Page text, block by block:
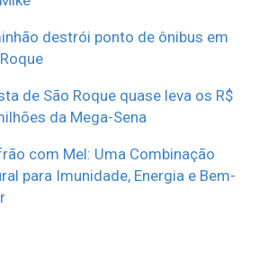
destrói ponto de ônibus em
de São Roque quase leva os R$
da Mega-Sena
com Mel: Uma Combinação
para Imunidade, Energia e Bem-